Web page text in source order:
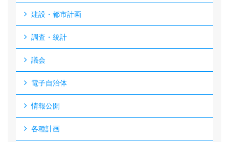
建設・都市計画
調査・統計
議会
電子自治体
情報公開
各種計画